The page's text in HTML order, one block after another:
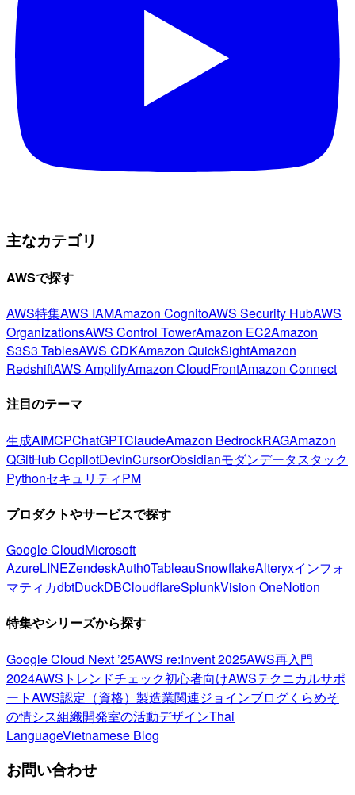
主なカテゴリ
AWSで探す
AWS特集AWS IAMAmazon CognitoAWS Security HubAWS
OrganizationsAWS Control TowerAmazon EC2Amazon
S3S3 TablesAWS CDKAmazon QuickSightAmazon
RedshiftAWS AmplifyAmazon CloudFrontAmazon Connect
注目のテーマ
生成AIMCPChatGPTClaudeAmazon BedrockRAGAmazon
QGitHub CopilotDevinCursorObsidianモダンデータスタック
PythonセキュリティPM
プロダクトやサービスで探す
Google CloudMicrosoft
AzureLINEZendeskAuth0TableauSnowflakeAlteryxインフォ
マティカdbtDuckDBCloudflareSplunkVision OneNotion
特集やシリーズから探す
Google Cloud Next ’25AWS re:Invent 2025AWS再入門
2024AWSトレンドチェック初心者向けAWSテクニカルサポ
ートAWS認定（資格） 製造業関連ジョインブログくらめそ
の情シス組織開発室の活動デザインThai
LanguageVietnamese Blog
お問い合わせ